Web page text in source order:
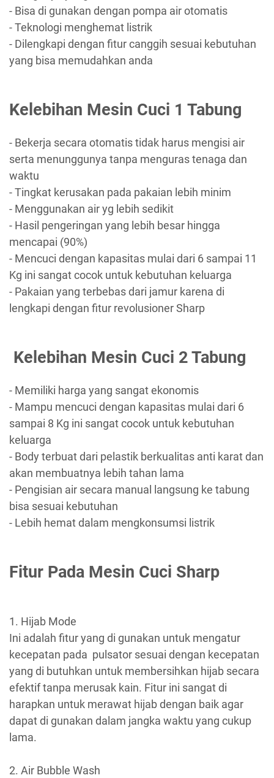
- Bisa di gunakan dengan pompa air otomatis
- Teknologi menghemat listrik
- Dilengkapi dengan fitur canggih sesuai kebutuhan
yang bisa memudahkan anda
Kelebihan Mesin Cuci 1 Tabung
- Bekerja secara otomatis tidak harus mengisi air
serta menunggunya tanpa menguras tenaga dan
waktu
- Tingkat kerusakan pada pakaian lebih minim
- Menggunakan air yg lebih sedikit
- Hasil pengeringan yang lebih besar hingga
mencapai (90%)
- Mencuci dengan kapasitas mulai dari 6 sampai 11
Kg ini sangat cocok untuk kebutuhan keluarga
- Pakaian yang terbebas dari jamur karena di
lengkapi dengan fitur revolusioner Sharp
Kelebihan Mesin Cuci 2 Tabung
- Memiliki harga yang sangat ekonomis
- Mampu mencuci dengan kapasitas mulai dari 6
sampai 8 Kg ini sangat cocok untuk kebutuhan
keluarga
- Body terbuat dari pelastik berkualitas anti karat dan
akan membuatnya lebih tahan lama
- Pengisian air secara manual langsung ke tabung
bisa sesuai kebutuhan
- Lebih hemat dalam mengkonsumsi listrik
Fitur Pada Mesin Cuci Sharp
1. Hijab Mode
Ini adalah fitur yang di gunakan untuk mengatur
kecepatan pada pulsator sesuai dengan kecepatan
yang di butuhkan untuk membersihkan hijab secara
efektif tanpa merusak kain. Fitur ini sangat di
harapkan untuk merawat hijab dengan baik agar
dapat di gunakan dalam jangka waktu yang cukup
lama.
2. Air Bubble Wash